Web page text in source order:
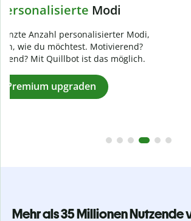
Verhindere
Stelle mit der Plagiatsprüfung sicher, dass
% original ist. Analysiere deine Arbeit in
und finde fehlende Quellenangaben in
Zu Premium upgraden
Mehr als 35 Millionen Nutzende